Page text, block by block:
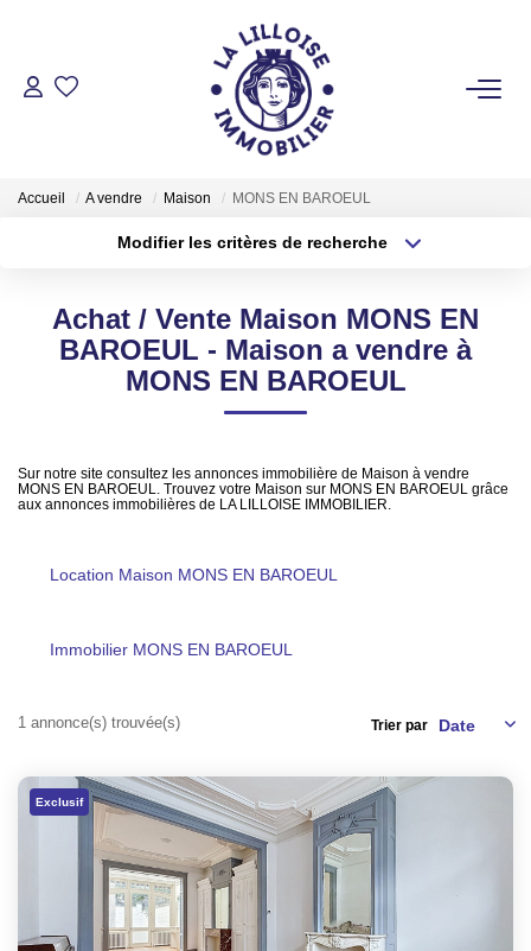
ACHETER
Nos Biens Au Touquet Paris-Plage
Tous Nos Biens
LOUER
GESTION LOCATIVE
Accueil A vendre Maison MONS EN BAROEUL
Modifier les critères de recherche
Type de bien
Budget max Plus de critères
Achat / Vente Maison MONS EN
BAROEUL - Maison a vendre à
MONS EN BAROEUL
Sur notre site consultez les annonces immobilière de Maison à vendre
MONS EN BAROEUL. Trouvez votre Maison sur MONS EN BAROEUL grâce
aux annonces immobilières de LA LILLOISE IMMOBILIER.
Location Maison MONS EN BAROEUL
Immobilier MONS EN BAROEUL
1 annonce(s) trouvée(s) Trier par
Exclusif